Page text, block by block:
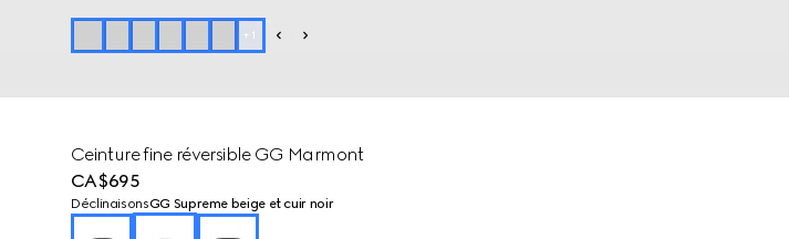
+ 1
Ceinture fine réversible GG Marmont
CA$695
DéclinaisonsGG Supreme beige et cuir noir